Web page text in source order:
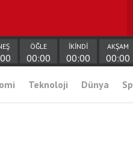
ÖĞLE
00:00
İKİNDİ
00:00
AKŞAM
00:00
Teknoloji Dünya